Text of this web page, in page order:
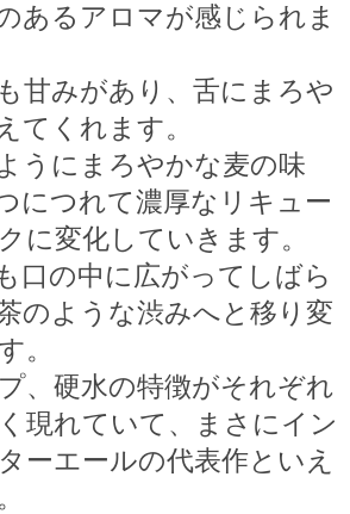
あるアロマが感じられま
甘みがあり、舌にまろや
てくれます。
うにまろやかな麦の味
につれて濃厚なリキュー
に変化していきます。
口の中に広がってしばら
のような渋みへと移り変
。
、硬水の特徴がそれぞれ
現れていて、まさにイン
ーエールの代表作といえ